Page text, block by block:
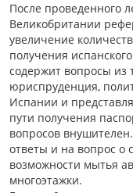
После проведенного
Великобритании
увеличение
получения
содержит вопросы из
юриспруденция,
Испании и
пути получения
вопросов
ответы и на вопрос о
возможности мытья
многоэтажки.